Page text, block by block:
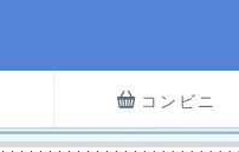
コンビニ